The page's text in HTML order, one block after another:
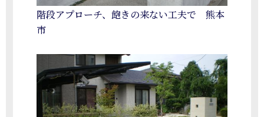
階段アプローチ、飽きの来ない工夫で 熊本
市